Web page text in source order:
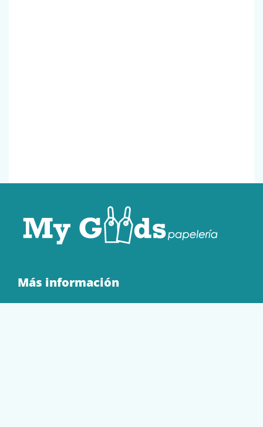
Más información